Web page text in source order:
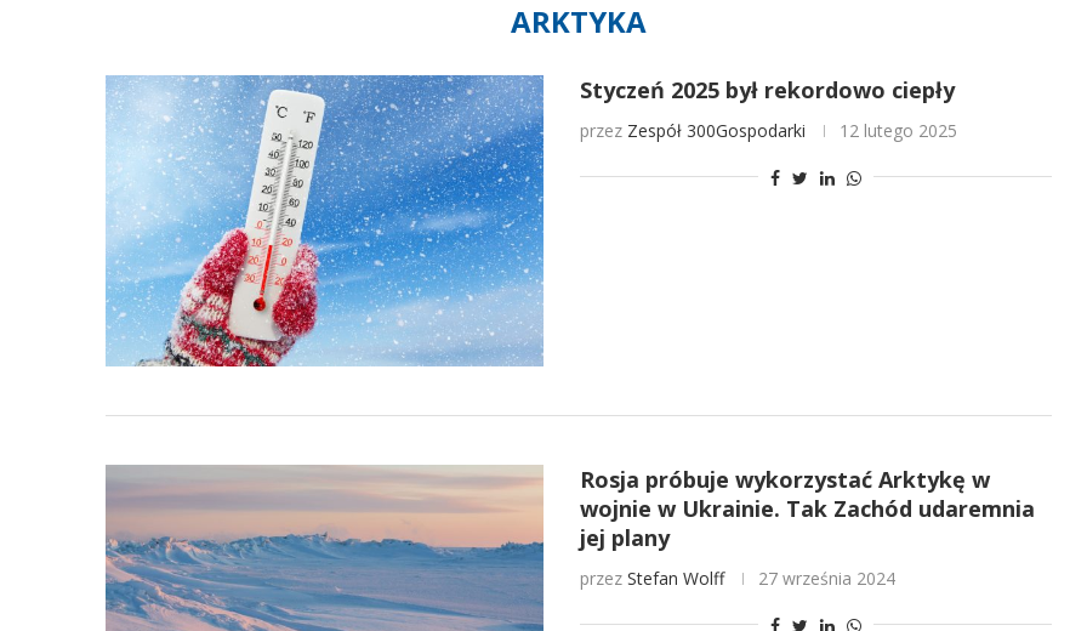
ARKTYKA
Styczeń 2025 był rekordowo ciepły
przez Zespół 300Gospodarki 12 lutego 2025
Rosja próbuje wykorzystać Arktykę w
wojnie w Ukrainie. Tak Zachód udaremnia
jej plany
przez Stefan Wolff 27 września 2024